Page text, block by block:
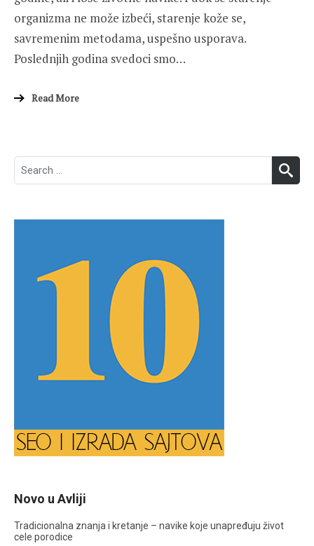
organizma ne može izbeći, starenje kože se,
savremenim metodama, uspešno usporava.
Poslednjih godina svedoci smo…
Read More
Search
for:
Novo u Avliji
Tradicionalna znanja i kretanje – navike koje unapređuju život
cele porodice